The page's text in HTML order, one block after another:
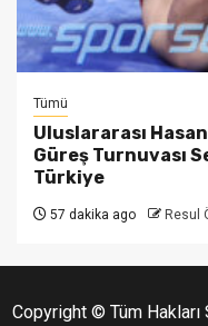
Tümü
Uluslararası
Güreş Turnuvası
Türkiye
57 dakika ago Resul
Copyright © Tüm Hakları